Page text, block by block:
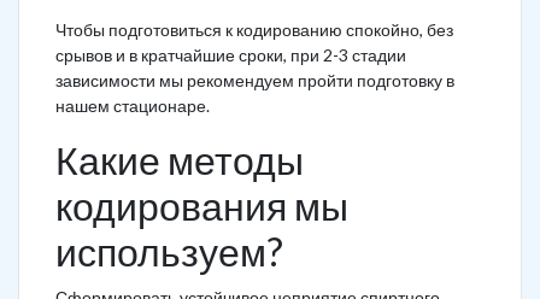
Чтобы подготовиться к кодированию спокойно, без
срывов и в кратчайшие сроки, при 2-3 стадии
зависимости мы рекомендуем пройти подготовку в
нашем стационаре.
Какие методы
кодирования мы
используем?